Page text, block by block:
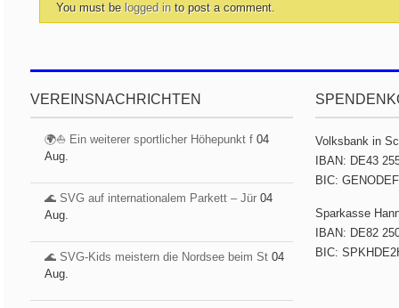
You must be logged in to post a comment.
VEREINSNACHRICHTEN
🌍⛵ Ein weiterer sportlicher Höhepunkt f 04
Aug.
🌊 SVG auf internationalem Parkett – Jür 04
Aug.
🌊 SVG-Kids meistern die Nordsee beim St 04
Aug.
Volksbank in
IBAN: DE43
BIC:
Sparkasse
IBAN: DE82
BIC: